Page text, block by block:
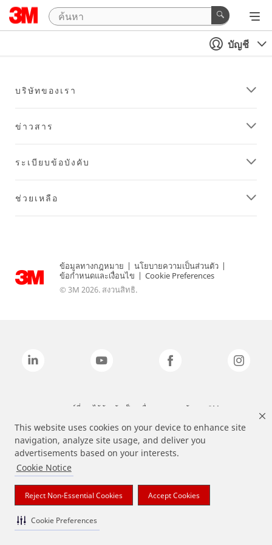
This website uses cookies on your device to enhance site
navigation, analyze site usage, and deliver you
advertisements based on your interests.
Cookie Notice
Reject Non-Essential Cookies Accept Cookies
Cookie Preferences
บัญชี
บริษัทของเรา
ข่าวสาร
ระเบียบข้อบังคับ
ช่วยเหลือ
ข้อมูลทางกฎหมาย | นโยบายความเป็นส่วนตัว |
ข้อกำหนดและเงื่อนไข | Cookie Preferences
© 3M 2026. สงวนสิทธิ.
แบรนด์ที่ระบุไว้ข้างต้นเป็นเครื่องหมายการค้าของ 3M